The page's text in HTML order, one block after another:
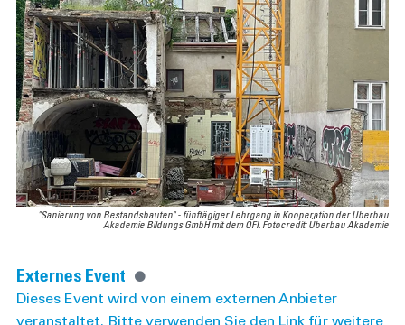
"Sanierung von Bestandsbauten" - fünftägiger Lehrgang in Kooperation der Überbau
Akademie Bildungs GmbH mit dem OFI. Fotocredit: Überbau Akademie
Externes Event
Dieses Event wird von einem externen Anbieter